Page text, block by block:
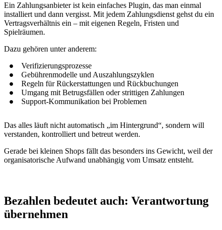
Ein Zahlungsanbieter ist kein einfaches Plugin, das man einmal
installiert und dann vergisst. Mit jedem Zahlungsdienst gehst du ein
Vertragsverhältnis ein – mit eigenen Regeln, Fristen und
Spielräumen.
Dazu gehören unter anderem:
Verifizierungsprozesse
Gebührenmodelle und Auszahlungszyklen
Regeln für Rückerstattungen und Rückbuchungen
Umgang mit Betrugsfällen oder strittigen Zahlungen
Support-Kommunikation bei Problemen
Das alles läuft nicht automatisch „im Hintergrund“, sondern will
verstanden, kontrolliert und betreut werden.
Gerade bei kleinen Shops fällt das besonders ins Gewicht, weil der
organisatorische Aufwand unabhängig vom Umsatz entsteht.
Bezahlen bedeutet auch: Verantwortung
übernehmen